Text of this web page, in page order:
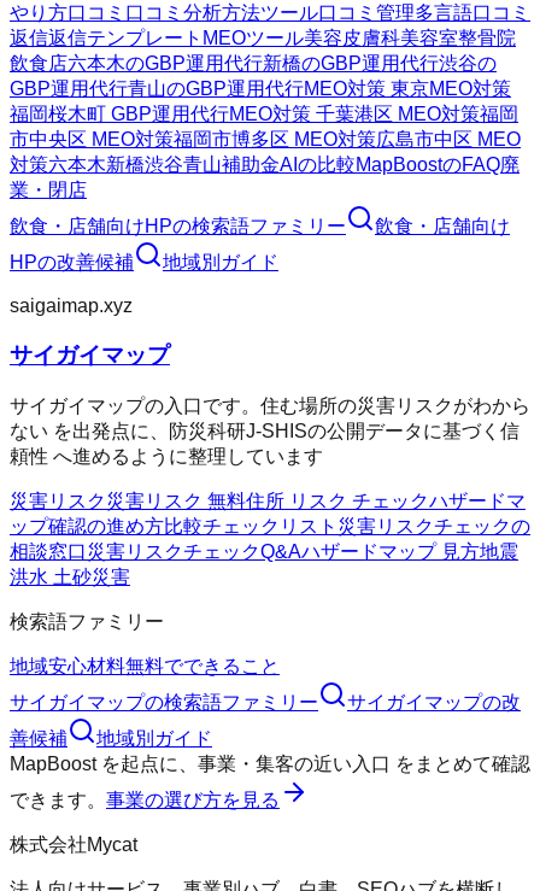
やり方口コミ 口コミ分析方法ツール口コミ管理多言語口コミ
返信返信テンプレート MEOツール美容皮膚科美容室整骨院
飲食店六本木のGBP運用代行新橋のGBP運用代行渋谷の
GBP運用代行青山のGBP運用代行MEO対策 東京MEO対策
福岡桜木町 GBP運用代行MEO対策 千葉港区 MEO対策福岡
市中央区 MEO対策福岡市博多区 MEO対策広島市中区 MEO
対策六本木新橋渋谷青山補助金AIの比較MapBoostのFAQ廃
業・閉店
飲食・店舗向けHPの検索語ファミリー
飲食・店舗向け
HPの改善候補 地域別ガイド
saigaimap.xyz
サイガイマップ
サイガイマップの入口です。住む場所の災害リスクがわから
ない を出発点に、防災科研J-SHISの公開データに基づく信
頼性 へ進めるように整理しています
災害リスク災害リスク 無料住所 リスク チェックハザードマ
ップ確認の進め方比較チェックリスト 災害リスクチェックの
相談窓口災害リスクチェックQ&Aハザードマップ 見方地震
洪水 土砂災害
検索語ファミリー
地域安心材料無料でできること
サイガイマップの検索語ファミリー サイガイマップの改
善候補
地域別ガイド
MapBoostを起点に、 事業・集客の近い入口 をまとめて確認
できます。 事業の選び方を見る
株式会社Mycat